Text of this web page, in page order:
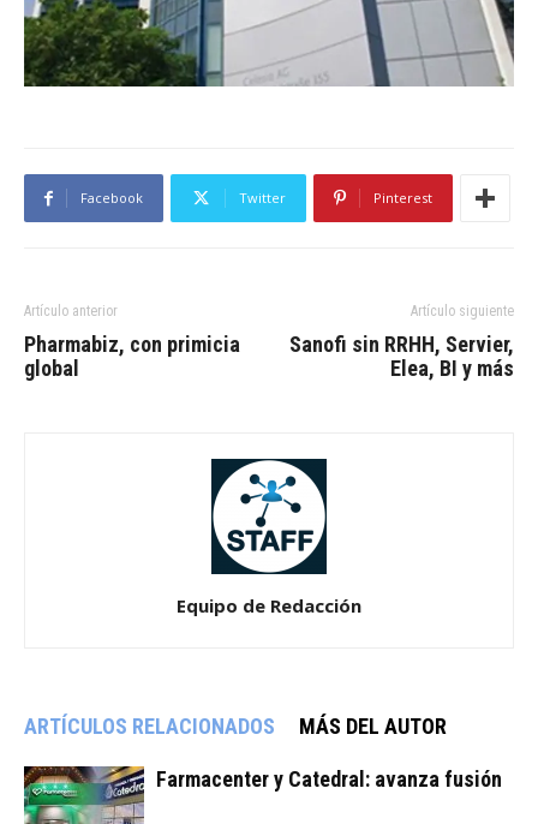
Facebook Twitter Pinterest
Artículo anterior
Pharmabiz, con primicia
global
Artículo siguiente
Sanofi sin RRHH, Servier,
Elea, BI y más
Equipo de Redacción
ARTÍCULOS RELACIONADOS MÁS DEL AUTOR
Farmacenter y Catedral: avanza fusión